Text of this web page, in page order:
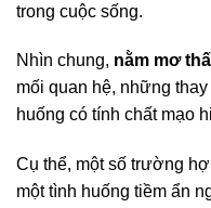
trong cuộc sống.
Nhìn chung, nằm mơ
mối quan hệ, những
huống có tính chất mạo
Cụ thể, một số trường
một tình huống tiềm ẩn